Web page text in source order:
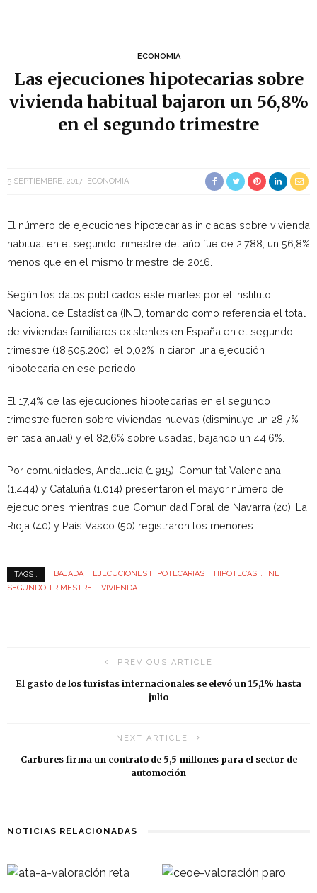
ECONOMIA
Las ejecuciones hipotecarias sobre
vivienda habitual bajaron un 56,8%
en el segundo trimestre
5 SEPTIEMBRE, 2017 ECONOMIA
El número de ejecuciones hipotecarias iniciadas sobre vivienda
habitual en el segundo trimestre del año fue de 2.788, un 56,8%
menos que en el mismo trimestre de 2016.
Según los datos publicados este martes por el Instituto
Nacional de Estadística (INE), tomando como referencia el total
de viviendas familiares existentes en España en el segundo
trimestre (18.505.200), el 0,02% iniciaron una ejecución
hipotecaria en ese periodo.
El 17,4% de las ejecuciones hipotecarias en el segundo
trimestre fueron sobre viviendas nuevas (disminuye un 28,7%
en tasa anual) y el 82,6% sobre usadas, bajando un 44,6%.
Por comunidades, Andalucía (1.915), Comunitat Valenciana
(1.444) y Cataluña (1.014) presentaron el mayor número de
ejecuciones mientras que Comunidad Foral de Navarra (20), La
Rioja (40) y País Vasco (50) registraron los menores.
TAGS : BAJADA EJECUCIONES HIPOTECARIAS HIPOTECAS
INE
SEGUNDO TRIMESTRE
VIVIENDA
PREVIOUS ARTICLE
El gasto de los turistas internacionales se elevó un 15,1% hasta
julio
NEXT ARTICLE
Carbures firma un contrato de 5,5 millones para el sector de
automoción
NOTICIAS RELACIONADAS